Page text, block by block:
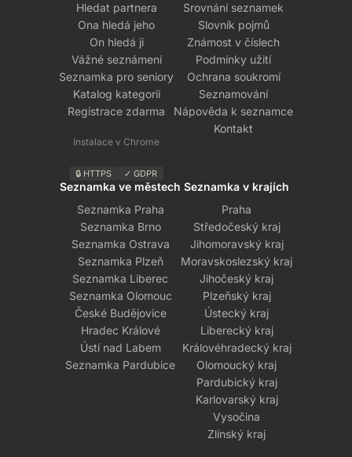
Hledat partnera
Ona hledá jeho
On hledá ji
Vážné seznámení
Seznamka pro seniory
Katalog kategorií
Registrace zdarma
Instalace v Chrome
🔒 HTTPS ✓ GDPR
Srovnání seznamek
Slovník pojmů
Známost v číslech
Podmínky užití
Ochrana soukromí
Seznamování
Nápověda k seznamce
Kontakt
Seznamka ve městech
Seznamka Praha
Seznamka Brno
Seznamka Ostrava
Seznamka Plzeň
Seznamka Liberec
Seznamka Olomouc
České Budějovice
Hradec Králové
Ústí nad Labem
Seznamka Pardubice
Seznamka v krajích
Praha
Středočeský kraj
Jihomoravský kraj
Moravskoslezský kraj
Jihočeský kraj
Plzeňský kraj
Ústecký kraj
Liberecký kraj
Královéhradecký kraj
Olomoucký kraj
Pardubický kraj
Karlovarský kraj
Vysočina
Zlínský kraj